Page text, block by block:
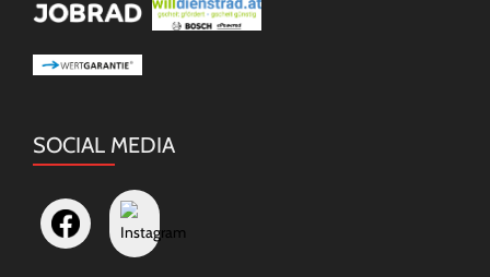
SOCIAL MEDIA